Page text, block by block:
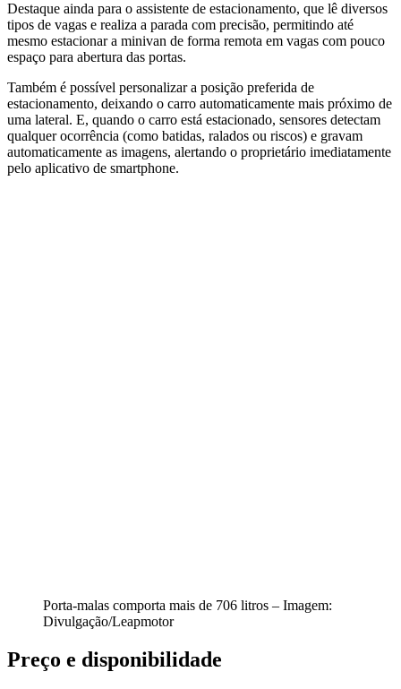
Destaque ainda para o assistente de estacionamento, que lê diversos
tipos de vagas e realiza a parada com precisão, permitindo até
mesmo estacionar a minivan de forma remota em vagas com pouco
espaço para abertura das portas.
Também é possível personalizar a posição preferida de
estacionamento, deixando o carro automaticamente mais próximo de
uma lateral. E, quando o carro está estacionado, sensores detectam
qualquer ocorrência (como batidas, ralados ou riscos) e gravam
automaticamente as imagens, alertando o proprietário imediatamente
pelo aplicativo de smartphone.
Porta-malas comporta mais de 706 litros – Imagem:
Divulgação/Leapmotor
Preço e disponibilidade